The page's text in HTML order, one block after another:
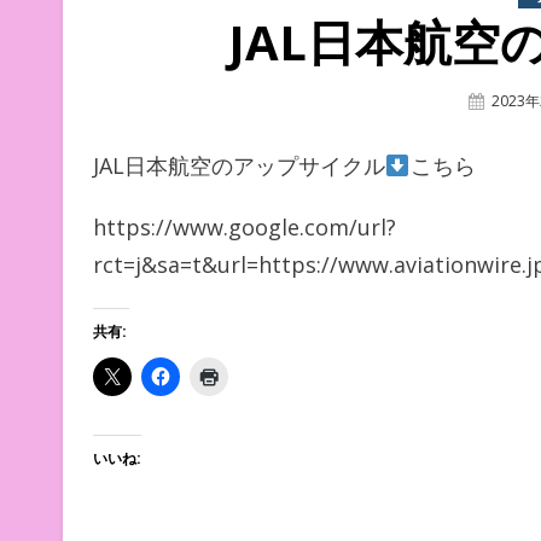
JAL日本航空
Posted
2023
JAL日本航空のアップサイクル こちら
https://www.google.com/url?
rct=j&sa=t&url=https://www.aviationwire.jp/
共有:
いいね: